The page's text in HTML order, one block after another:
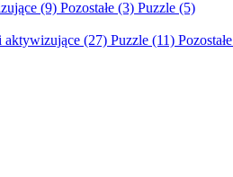
(9) Pozostałe (3) Puzzle (5)
aktywizujące (27) Puzzle (11) Pozostałe